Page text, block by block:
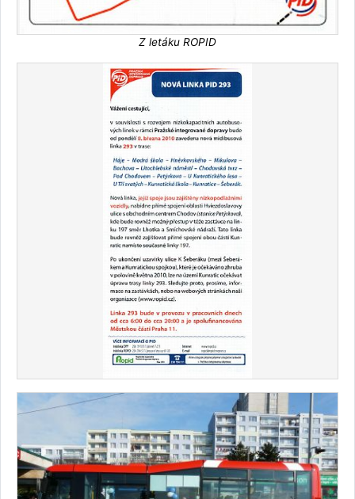
Z letáku ROPID